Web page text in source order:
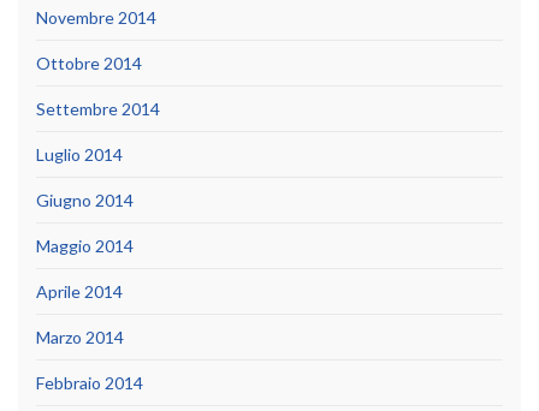
Novembre 2014
Ottobre 2014
Settembre 2014
Luglio 2014
Giugno 2014
Maggio 2014
Aprile 2014
Marzo 2014
Febbraio 2014